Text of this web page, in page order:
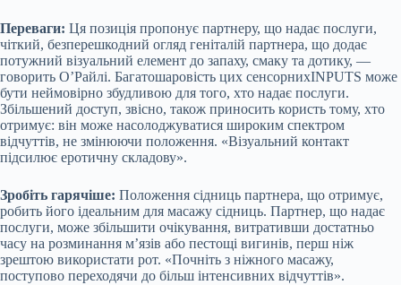
Переваги: Ця позиція пропонує партнеру, що надає послуги,
чіткий, безперешкодний огляд геніталій партнера, що додає
потужний візуальний елемент до запаху, смаку та дотику, —
говорить О’Райлі. Багатошаровість цих сенсорнихINPUTS може
бути неймовірно збудливою для того, хто надає послуги.
Збільшений доступ, звісно, також приносить користь тому, хто
отримує: він може насолоджуватися широким спектром
відчуттів, не змінюючи положення. «Візуальний контакт
підсилює еротичну складову».
Зробіть гарячіше: Положення сідниць партнера, що отримує,
робить його ідеальним для масажу сідниць. Партнер, що надає
послуги, може збільшити очікування, витративши достатньо
часу на розминання м’язів або пестощі вигинів, перш ніж
зрештою використати рот. «Почніть з ніжного масажу,
поступово переходячи до більш інтенсивних відчуттів».